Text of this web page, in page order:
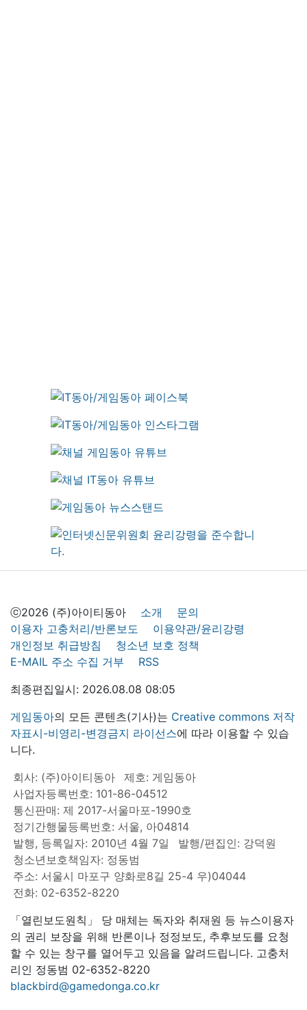
ⓒ2026 (주)아이티동아 소개
문의
이용자 고충처리/반론보도
이용약관/윤리강령
개인정보 취급방침
청소년 보호 정책
E-MAIL 주소 수집 거부
RSS
최종편집일시: 2026.08.08 08:05
게임동아의 모든 콘텐츠(기사)는 Creative commons 저작
자표시-비영리-변경금지 라이선스에 따라 이용할 수 있습
니다.
회사: (주)아이티동아
제호: 게임동아
사업자등록번호: 101-86-04512
통신판매: 제 2017-서울마포-1990호
정기간행물등록번호: 서울, 아04814
발행, 등록일자: 2010년 4월 7일
발행/편집인: 강덕원
청소년보호책임자: 정동범
주소: 서울시 마포구 양화로8길 25-4 우)04044
전화: 02-6352-8220
「열린보도원칙」 당 매체는 독자와 취재원 등 뉴스이용자
의 권리 보장을 위해 반론이나 정정보도, 추후보도를 요청
할 수 있는 창구를 열어두고 있음을 알려드립니다. 고충처
리인 정동범 02-6352-8220
blackbird@gamedonga.co.kr